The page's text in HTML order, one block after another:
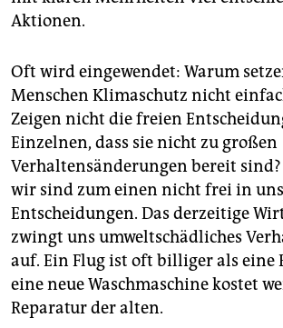
Aktionen.
Oft wird eingewendet: Warum
Menschen Klimaschutz nicht
Zeigen nicht die freien
Einzelnen, dass sie nicht zu großen
Verhaltensänderungen bereit
wir sind zum einen nicht frei in
Entscheidungen. Das derzeitige
zwingt uns umweltschädliches
auf. Ein Flug ist oft billiger als eine
eine neue Waschmaschine kostet
Reparatur der alten.